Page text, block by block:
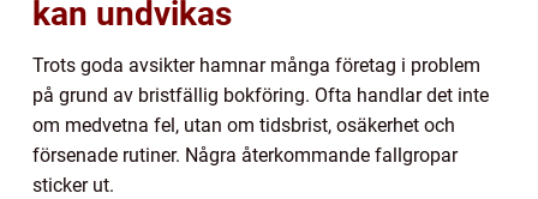
kan undvikas
Trots goda avsikter hamnar många företag i problem
på grund av bristfällig bokföring. Ofta handlar det inte
om medvetna fel, utan om tidsbrist, osäkerhet och
försenade rutiner. Några återkommande fallgropar
sticker ut.